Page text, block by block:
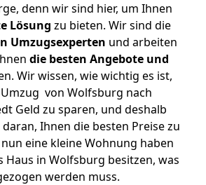
denn wir sind hier, um Ihnen
Lösung zu bieten. Wir sind die
Umzugsexperten und arbeiten
die besten Angebote und
Wir wissen, wie wichtig es ist,
von Wolfsburg nach
Geld zu sparen, und deshalb
Ihnen die besten Preise zu
eine kleine Wohnung haben
Haus in Wolfsburg besitzen, was
werden muss.